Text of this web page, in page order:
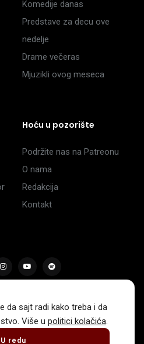
da sajt radi kako treba i da
Više u politici kolačića.
U redu
Komedije danas
Predstave za decu ove
nedelje
Drame večeras
Mjuzikli ovog meseca
Hoću u pozorište
Podržite nas na Patreonu
O nama
Redakcija
Kontakt
Uslovi korišćenja